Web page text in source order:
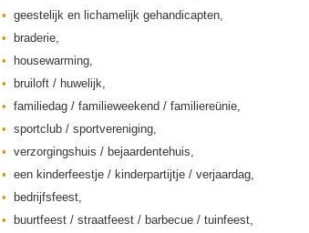
geestelijk en lichamelijk gehandicapten,
braderie,
housewarming,
bruiloft / huwelijk,
familiedag / familieweekend / familiereünie,
sportclub / sportvereniging,
verzorgingshuis / bejaardentehuis,
een kinderfeestje / kinderpartijtje / verjaardag,
bedrijfsfeest,
buurtfeest / straatfeest / barbecue / tuinfeest,